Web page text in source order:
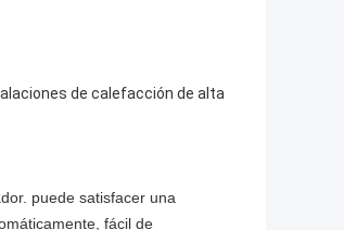
de calefacción de alta
puede satisfacer una
fácil de